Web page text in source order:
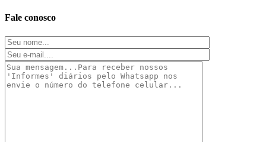
Fale conosco